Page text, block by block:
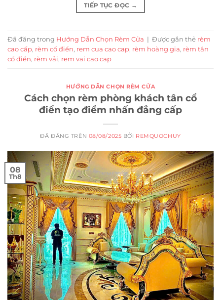
TIẾP TỤC ĐỌC →
Đã đăng trong Hướng Dẫn Chọn Rèm Cửa | Được gắn thẻ rèm
cao cấp, rèm cổ điển, rem cua cao cap, rèm hoàng gia, rèm tân
cổ điển, rèm vải, rem vai cao cap
HƯỚNG DẪN CHỌN RÈM CỬA
Cách chọn rèm phòng khách tân cổ
điển tạo điểm nhấn đẳng cấp
ĐÃ ĐĂNG TRÊN 08/08/2025 BỞI REMQUOCHUY
08
Th8